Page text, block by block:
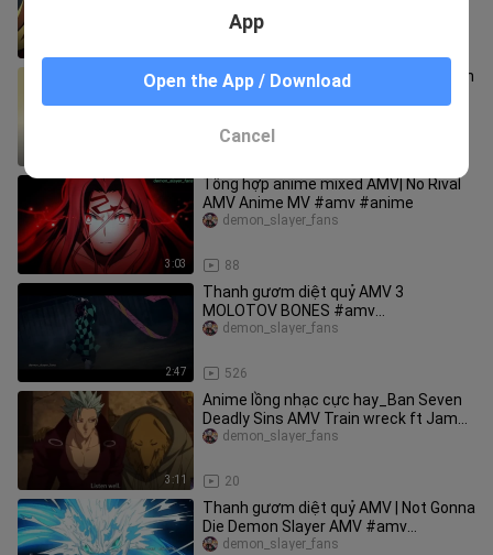
Anime học đường|Akkun to Kanojo|Bạn
Trai Tôi Là Tsundere「 Kazuma
3:03
Tổng hợp anime mixed AMV| No Rival
AMV Anime MV #amv #anime
88
demon_slayer_fans
2:47
Thanh gươm diệt quỷ AMV 3
MOLOTOV BONES #amv
#demonslayer
526
demon_slayer_fans
3:11
Anime lồng nhạc cực hay_Ban Seven
Deadly Sins AMV Train wreck ft James
Arthur_ #amv #anime
20
demon_slayer_fans
Thanh gươm diệt quỷ AMV | Not Gonna
Die Demon Slayer AMV #amv
#demonslayer
demon_slayer_fans
App
Open the App / Download
Cancel